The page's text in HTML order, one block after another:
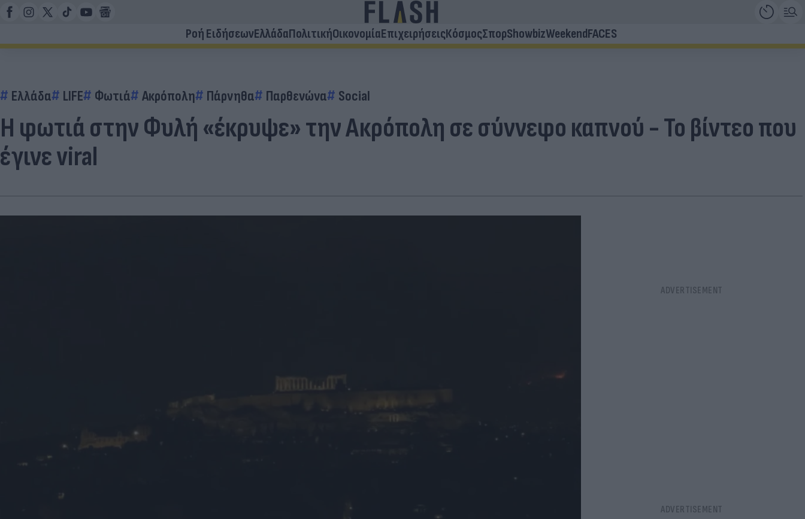
Ροή ΕιδήσεωνΕλλάδαΠολιτικήΟικονομίαΕπιχειρήσειςΚόσμοςΣπορShowbizWeekendFACES
Ελλάδα LIFE Φωτιά Ακρόπολη Πάρνηθα Παρθενώνα Social
Η φωτιά στην Φυλή «έκρυψε» την Ακρόπολη σε σύννεφο καπνού - Το βίντεο που
έγινε viral